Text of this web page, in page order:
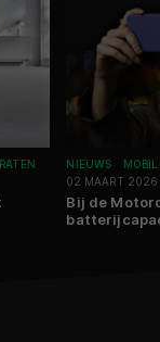
NIEUWS
02 MAART 2026
Bij de